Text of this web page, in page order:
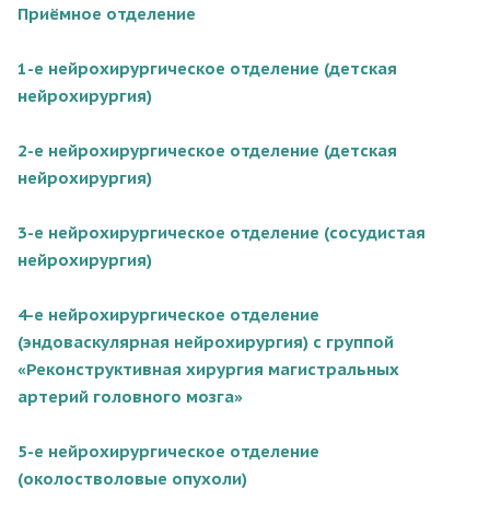
Приёмное отделение
1-е нейрохирургическое отделение (детская
нейрохирургия)
2-е нейрохирургическое отделение (детская
нейрохирургия)
3-е нейрохирургическое отделение (сосудистая
нейрохирургия)
4-e нейрохирургическое отделение
(эндоваскулярная нейрохирургия) с группой
«Реконструктивная хирургия магистральных
артерий головного мозга»
5-е нейрохирургическое отделение
(околостволовые опухоли)